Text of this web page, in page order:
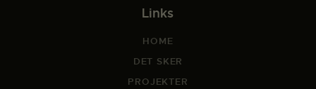
Links
HOME
DET SKER
PROJEKTER